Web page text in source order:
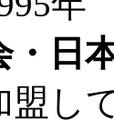
・日
て